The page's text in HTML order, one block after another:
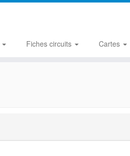
Fiches circuits Cartes